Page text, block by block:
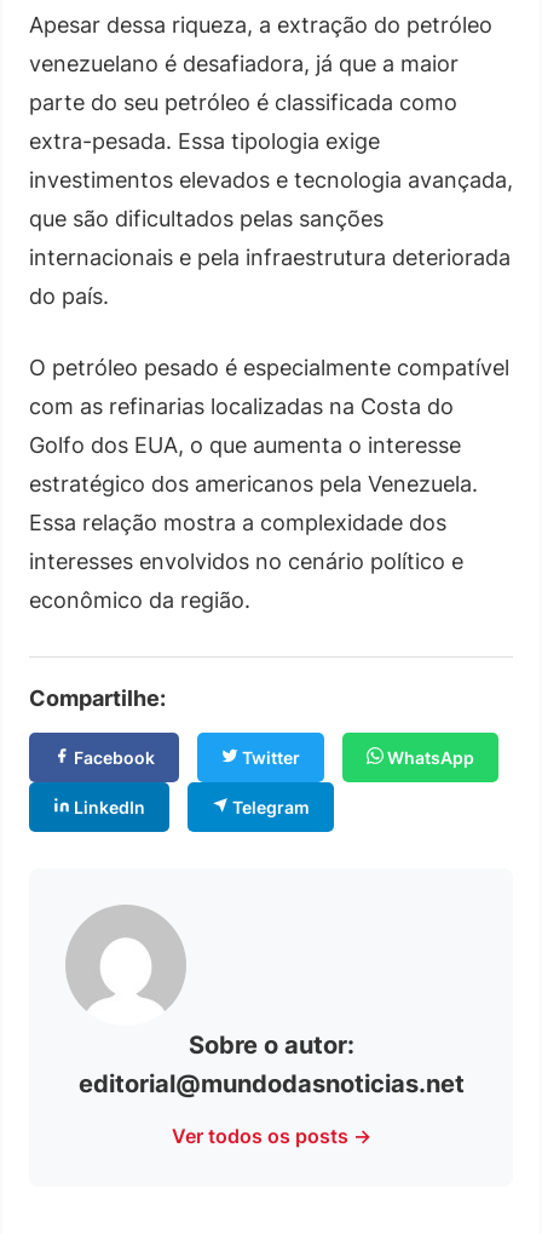
Apesar dessa riqueza, a extração do petróleo
venezuelano é desafiadora, já que a maior
parte do seu petróleo é classificada como
extra-pesada. Essa tipologia exige
investimentos elevados e tecnologia avançada,
que são dificultados pelas sanções
internacionais e pela infraestrutura deteriorada
do país.
O petróleo pesado é especialmente compatível
com as refinarias localizadas na Costa do
Golfo dos EUA, o que aumenta o interesse
estratégico dos americanos pela Venezuela.
Essa relação mostra a complexidade dos
interesses envolvidos no cenário político e
econômico da região.
Compartilhe:
Facebook Twitter WhatsApp
LinkedIn Telegram
Sobre o autor:
editorial@mundodasnoticias.net
Ver todos os posts →